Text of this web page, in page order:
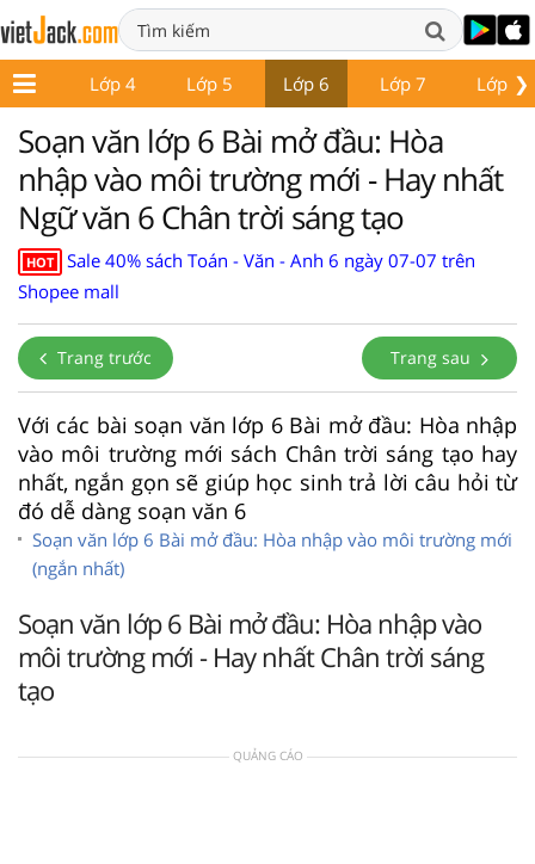
❯
3 Lớp 4 Lớp 5 Lớp 6 Lớp 7 Lớp 8
Soạn văn lớp 6 Bài mở đầu: Hòa
nhập vào môi trường mới - Hay nhất
Ngữ văn 6 Chân trời sáng tạo
HOT
Sale 40% sách Toán - Văn - Anh 6 ngày 07-07 trên
Shopee mall
Trang trước Trang sau
Với các bài soạn văn lớp 6 Bài mở đầu: Hòa nhập
vào môi trường mới sách Chân trời sáng tạo hay
nhất, ngắn gọn sẽ giúp học sinh trả lời câu hỏi từ
đó dễ dàng soạn văn 6
Soạn văn lớp 6 Bài mở đầu: Hòa nhập vào môi trường mới
(ngắn nhất)
Soạn văn lớp 6 Bài mở đầu: Hòa nhập vào
môi trường mới - Hay nhất Chân trời sáng
tạo
QUẢNG CÁO